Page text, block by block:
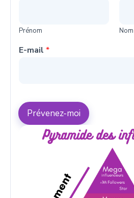
Prénom Nom
E-mail *
Prévenez-moi